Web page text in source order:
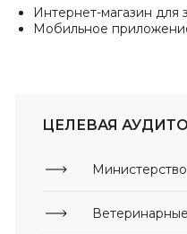
Интернет-магазин для
Мобильное
ЦЕЛЕВАЯ
Министерство